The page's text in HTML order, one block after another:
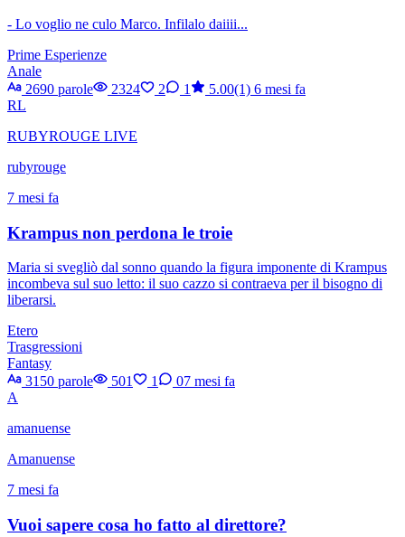
- Lo voglio ne culo Marco. Infilalo daiiii...
Prime Esperienze
Anale
2690 parole
2324 2 1 5.00(1) 6 mesi fa
RL
RUBYROUGE LIVE
rubyrouge
7 mesi fa
Krampus non perdona le troie
Maria si svegliò dal sonno quando la figura imponente di Krampus
incombeva sul suo letto: il suo cazzo si contraeva per il bisogno di
liberarsi.
Etero
Trasgressioni
Fantasy
3150 parole
501 1 07 mesi fa
A
amanuense
Amanuense
7 mesi fa
Vuoi sapere cosa ho fatto al direttore?